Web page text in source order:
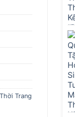
Trang